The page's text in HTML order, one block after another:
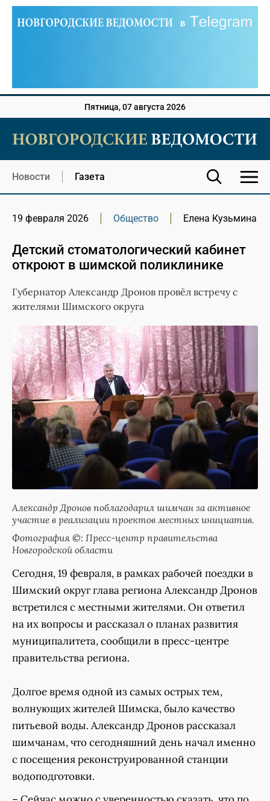
Пятница, 07 августа 2026
Новости Газета
19 февраля 2026 Общество Елена Кузьмина
Детский стоматологический кабинет
откроют в шимской поликлинике
Губернатор Александр Дронов провёл встречу с
жителями Шимского округа
Александр Дронов поблагодарил шимчан за активное
участие в реализации проектов местных инициатив.
Фотография ©: Пресс-центр правительства
Новгородской области
Сегодня, 19 февраля, в рамках рабочей поездки в
Шимский округ глава региона Александр Дронов
встретился с местными жителями. Он ответил
на их вопросы и рассказал о планах развития
муниципалитета, сообщили в пресс-центре
правительства региона.
Долгое время одной из самых острых тем,
волнующих жителей Шимска, было качество
питьевой воды. Александр Дронов рассказал
шимчанам, что сегодняшний день начал именно
с посещения реконструированной станции
водоподготовки.